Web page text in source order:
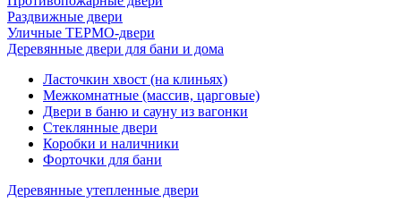
Раздвижные двери
Уличные ТЕРМО-двери
Деревянные двери для бани и дома
Ласточкин хвост (на клиньях)
Межкомнатные (массив, царговые)
Двери в баню и сауну из вагонки
Стеклянные двери
Коробки и наличники
Форточки для бани
Деревянные утепленные двери